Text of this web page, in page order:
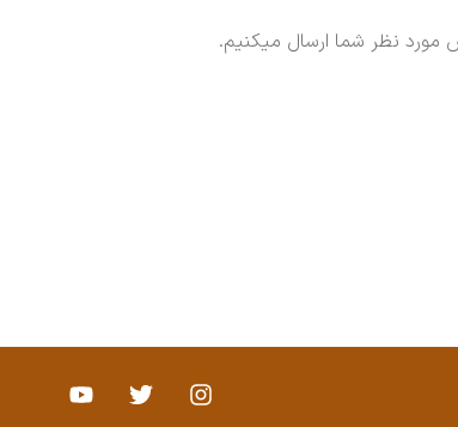
مورد نظر شما ارسال میکنیم.